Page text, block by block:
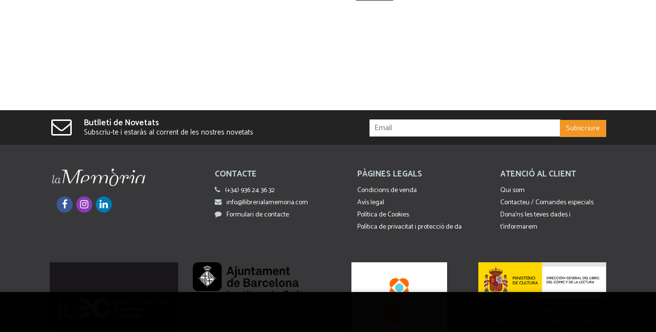
Butlletí de Novetats
Subscriu-te i estaràs al corrent de les nostres novetats
CONTACTE
(+34) 936 24 36 32
info@llibrerialamemoria.com
Formulari de contacte
PÀGINES LEGALS
Condicions de venda
Avís legal
Política de Cookies
Política de privacitat i protecció de da
ATENCIÓ AL CLIENT
Qui som
Contacteu / Comandes especials
Dona'ns les teves dades i
t'informarem